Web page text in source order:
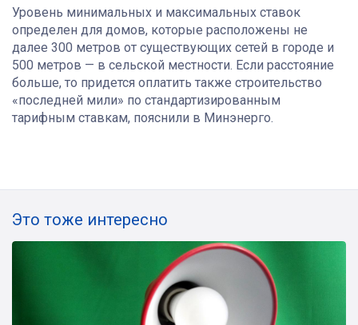
Уровень минимальных и максимальных ставок
определен для домов, которые расположены не
далее 300 метров от существующих сетей в городе и
500 метров — в сельской местности. Если расстояние
больше, то придется оплатить также строительство
«последней мили» по стандартизированным
тарифным ставкам, пояснили в Минэнерго.
Это тоже интересно